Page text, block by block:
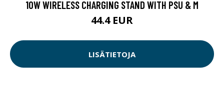
10W WIRELESS CHARGING STAND WITH PSU & M
44.4 EUR
LISÄTIETOJA